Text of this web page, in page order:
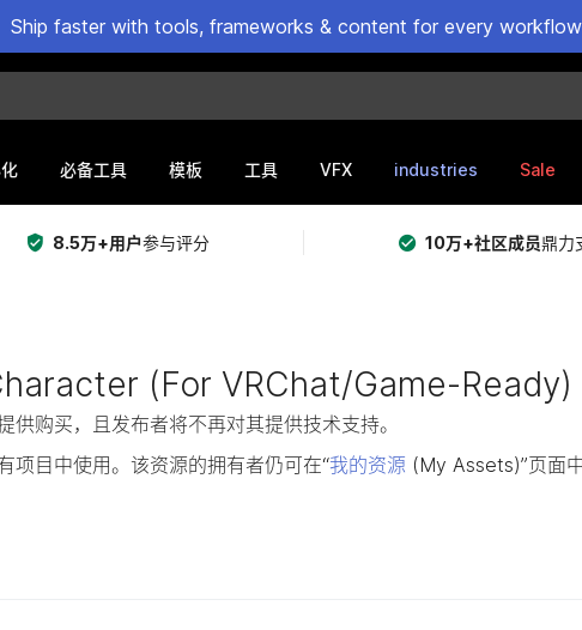
Ship faster with tools, frameworks & content for every
必备工具 模板 工具 VFX industries Sale
8.5万+用户参与评分 10万+社区成员鼎力
(For VRChat/Game-Ready)
购买，且发布者将不再对其提供技术支持。
项目中使用。该资源的拥有者仍可在“我的资源 (My Assets)”页面